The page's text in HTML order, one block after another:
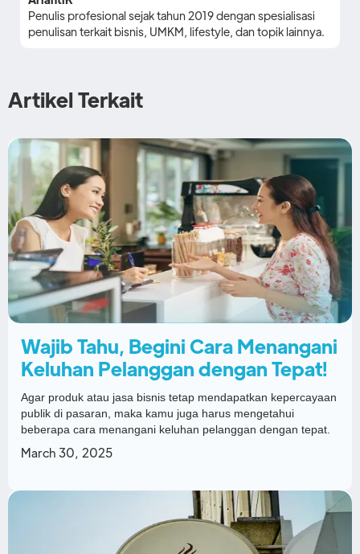
Penulis profesional sejak tahun 2019 dengan spesialisasi
penulisan terkait bisnis, UMKM, lifestyle, dan topik lainnya.
Artikel Terkait
Wajib Tahu, Begini Cara Menangani
Keluhan Pelanggan dengan Tepat!
Agar produk atau jasa bisnis tetap mendapatkan kepercayaan
publik di pasaran, maka kamu juga harus mengetahui
beberapa cara menangani keluhan pelanggan dengan tepat.
March 30, 2025